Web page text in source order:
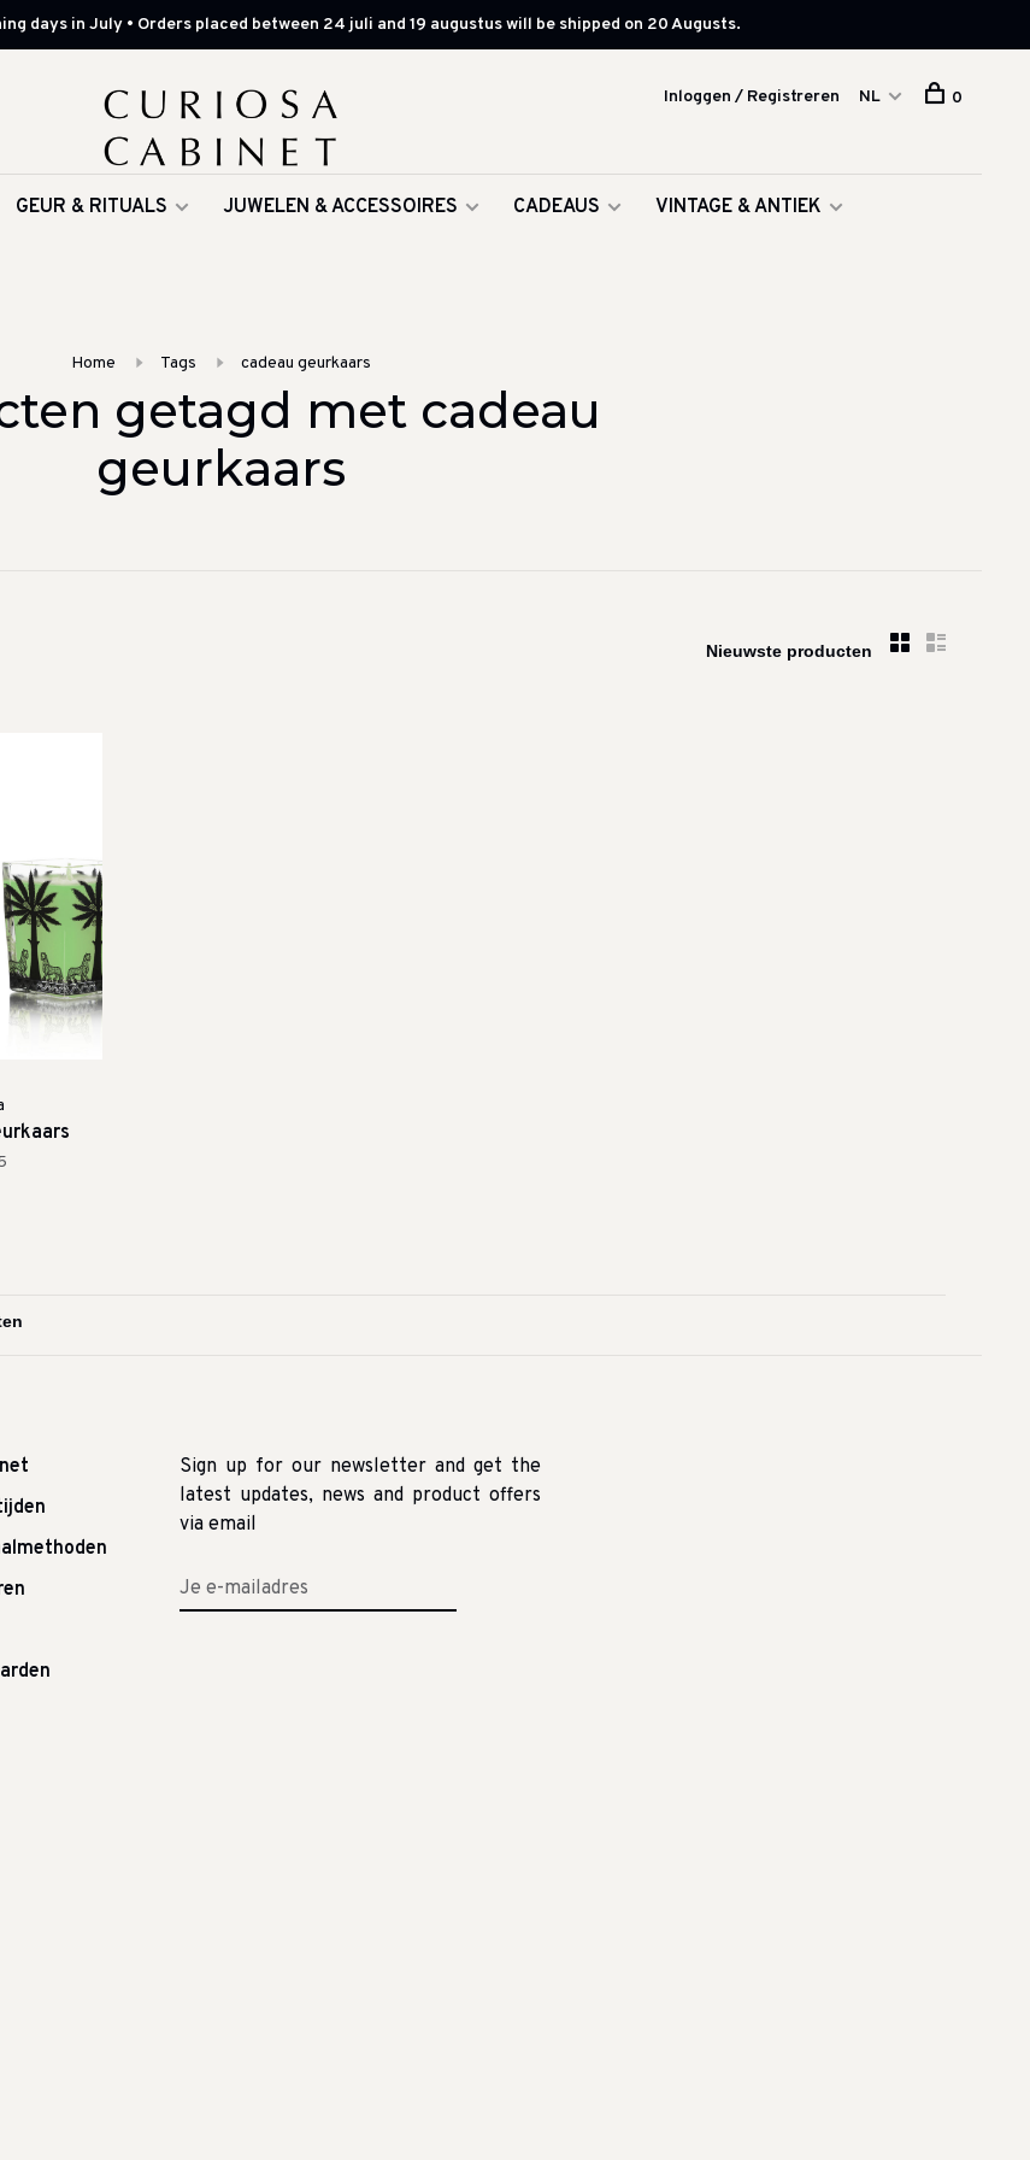
days in July • Orders placed between 24 juli and 19 augustus will be shipped on 20 Augusts.
GEUR & RITUALS JUWELEN & ACCESSOIRES CADEAUS
VINTAGE & ANTIEK
Inloggen / Registreren NL 0
Home Tags cadeau geurkaars
getagd met cadeau
geurkaars
Sign up for our newsletter and get the
latest updates, news and product offers
via email